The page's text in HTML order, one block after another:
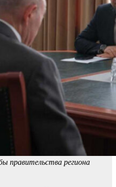
правительства региона